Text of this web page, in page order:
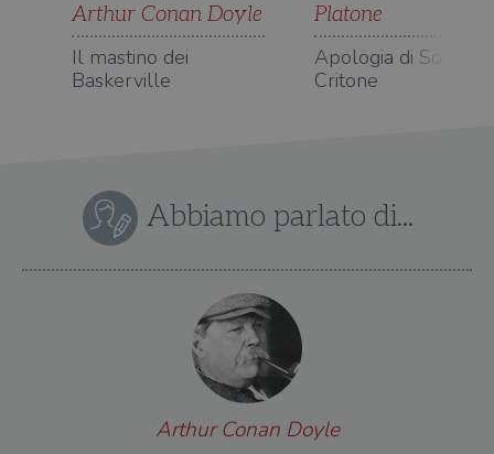
Arthur Conan Doyle
Il mastino dei
Baskerville
Platone
Apologia di Socrate
Critone
Abbiamo parlato di...
Arthur Conan Doyle